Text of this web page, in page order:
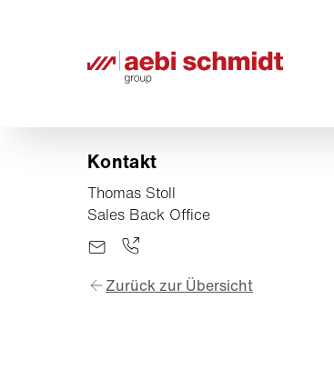
Kontakt
Thomas Stoll
Sales Back Office
Zurück zur Übersicht